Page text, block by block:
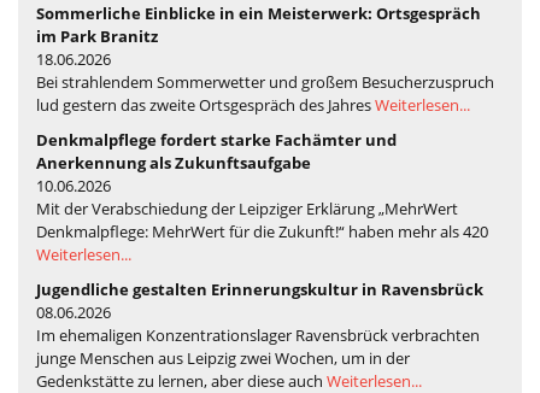
Sommerliche Einblicke in ein Meisterwerk: Ortsgespräch
im Park Branitz
18.06.2026
Bei strahlendem Sommerwetter und großem Besucherzuspruch
lud gestern das zweite Ortsgespräch des JahresWeiterlesen...
Denkmalpflege fordert starke Fachämter und
Anerkennung als Zukunftsaufgabe
10.06.2026
Mit der Verabschiedung der Leipziger Erklärung „MehrWert
Denkmalpflege: MehrWert für die Zukunft!“ haben mehr als 420
Weiterlesen...
Jugendliche gestalten Erinnerungskultur in Ravensbrück
08.06.2026
Im ehemaligen Konzentrationslager Ravensbrück verbrachten
junge Menschen aus Leipzig zwei Wochen, um in der
Gedenkstätte zu lernen, aber diese auch Weiterlesen...